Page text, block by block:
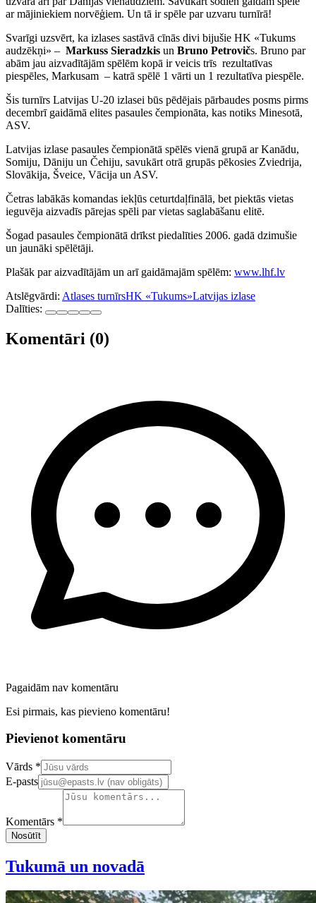
ar mājiniekiem norvēģiem. Un tā ir spēle par uzvaru turnīrā!
Svarīgi uzsvērt, ka izlases sastāvā cīnās divi bijušie HK «Tukums
audzēkņi» – Markuss Sieradzkis un Bruno Petrovičs. Bruno par
abām jau aizvadītājām spēlēm kopā ir veicis trīs rezultatīvas
piespēles, Markusam – katrā spēlē 1 vārti un 1 rezultatīva piespēle.
Šis turnīrs Latvijas U-20 izlasei būs pēdējais pārbaudes posms pirms
decembrī gaidāmā elites pasaules čempionāta, kas notiks Minesotā,
ASV.
Latvijas izlase pasaules čempionātā spēlēs vienā grupā ar Kanādu,
Somiju, Dāniju un Čehiju, savukārt otrā grupās pēkosies Zviedrija,
Slovākija, Šveice, Vācija un ASV.
Četras labākās komandas iekļūs ceturtdaļfinālā, bet piektās vietas
ieguvēja aizvadīs pārejas spēli par vietas saglabāšanu elitē.
Šogad pasaules čempionātā drīkst piedalīties 2006. gadā dzimušie
un jaunāki spēlētāji.
Plašāk par aizvadītājām un arī gaidāmajām spēlēm: www.lhf.lv
Atslēgvārdi: Atlases turnīrsHK «Tukums»Latvijas izlase
Dalīties:
Komentāri (0)
Pagaidām nav komentāru
Esi pirmais, kas pievieno komentāru!
Pievienot komentāru
Confirm your email address
Vārds *
E-pasts
Komentārs *
Nosūtīt
Tukumā un novadā